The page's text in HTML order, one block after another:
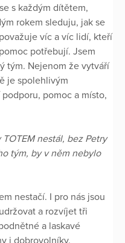
s každým dítětem,
rokem sleduju, jak se
víc a víc lidí, kteří
potřebují. Jsem
tým. Nejenom že vytváří
je spolehlivým
pomoc a místo,
nestál, bez Petry
tým, by v něm nebylo
nestačí. I pro nás jsou
a rozvíjet tři
a laskavé
i dobrovolníky.